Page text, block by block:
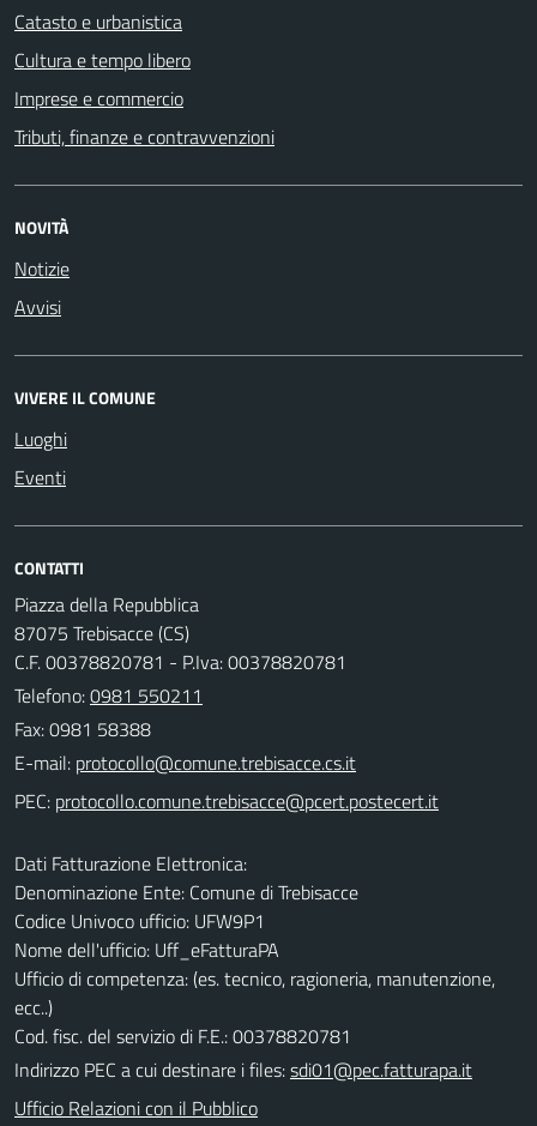
Catasto e urbanistica
Cultura e tempo libero
Imprese e commercio
Tributi, finanze e contravvenzioni
NOVITÀ
Notizie
Avvisi
VIVERE IL COMUNE
Luoghi
Eventi
CONTATTI
Piazza della Repubblica
87075 Trebisacce (CS)
C.F. 00378820781 - P.Iva: 00378820781
Telefono:0981 550211
Fax: 0981 58388
E-mail:
PEC:
Dati Fatturazione Elettronica:
Denominazione Ente: Comune di Trebisacce
Codice Univoco ufficio: UFW9P1
Nome dell'ufficio: Uff_eFatturaPA
Ufficio di competenza: (es. tecnico, ragioneria, manutenzione,
ecc..)
Cod. fisc. del servizio di F.E.: 00378820781
Indirizzo PEC a cui destinare i files:sdi01@pec.fatturapa.it
Ufficio Relazioni con il Pubblico